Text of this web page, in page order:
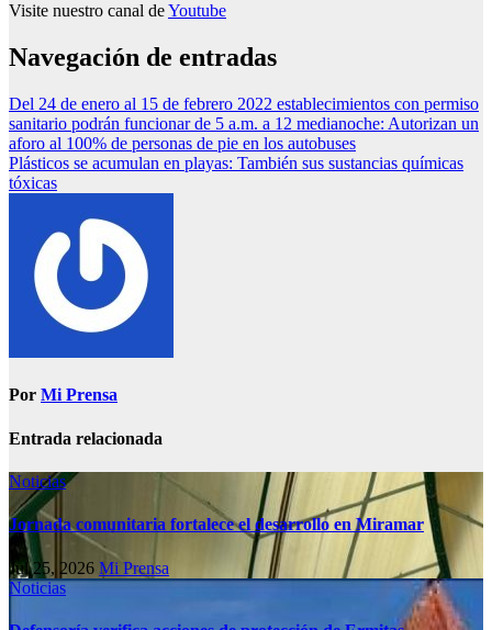
Visite nuestro canal deYoutube
Navegación de entradas
Del 24 de enero al 15 de febrero 2022 establecimientos con permiso
sanitario podrán funcionar de 5 a.m. a 12 medianoche: Autorizan un
aforo al 100% de personas de pie en los autobuses
Plásticos se acumulan en playas: También sus sustancias químicas
tóxicas
Por Mi Prensa
Entrada relacionada
Noticias
Jornada comunitaria fortalece el desarrollo en Miramar
Jul 25, 2026 Mi Prensa
Noticias